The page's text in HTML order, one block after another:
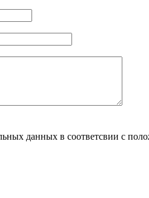
данных в соответсвии с